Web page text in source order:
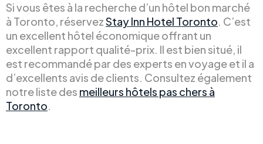
Si vous êtes à la recherche d’un hôtel bon marché
à Toronto, réservezStay Inn Hotel Toronto. C’est
un excellent hôtel économique offrant un
excellent rapport qualité-prix. Il est bien situé, il
est recommandé par des experts en voyage et il a
d’excellents avis de clients. Consultez également
notre liste des meilleurs hôtels pas chers à
Toronto.